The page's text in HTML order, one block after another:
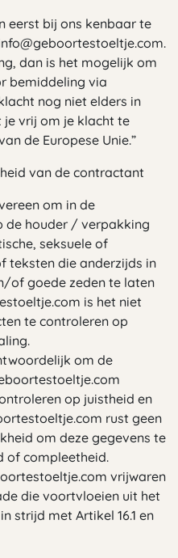
eerst bij ons kenbaar te
.
dan is het mogelijk om
bemiddeling via
nog niet elders in
vrij om je klacht te
de Europese Unie.”
van de contractant
om in de
de houder / verpakking
seksuele of
teksten die anderzijds in
of goede zeden te laten
is het niet
te controleren op
om de
op juistheid en
rust geen
om deze gegevens te
of compleetheid.
vrijwaren
die voortvloeien uit het
strijd met Artikel 16.1 en